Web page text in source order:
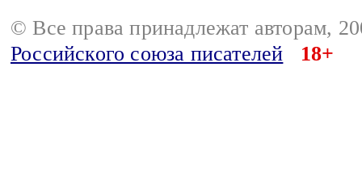
© Все права принадлежат авторам,
Российского союза писателей
18+